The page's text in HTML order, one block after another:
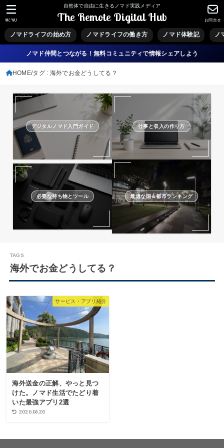
自然体で自由に生きるノマド実践メディア
The Remote Digital Hub
ノマドライフの始め方 ノマドライフの働き方 ノマド体験記 ノ
お問合せ
MENU
ノマド仲間とつながる！無料コミュニティで情報シェアしよう
HOME タグ : 海外でお金どうしてる？
デジタルノマド入門ガイド 仕事と収入の作り方
必要な持ち物とツール 最適な国＆都市ランキング
海外でお金どうしてる？
サービス・アプリ紹介
海外送金の正解、やっと見つ
けた。ノマド生活でたどり着
いた最強アプリ2選
2026.05.20